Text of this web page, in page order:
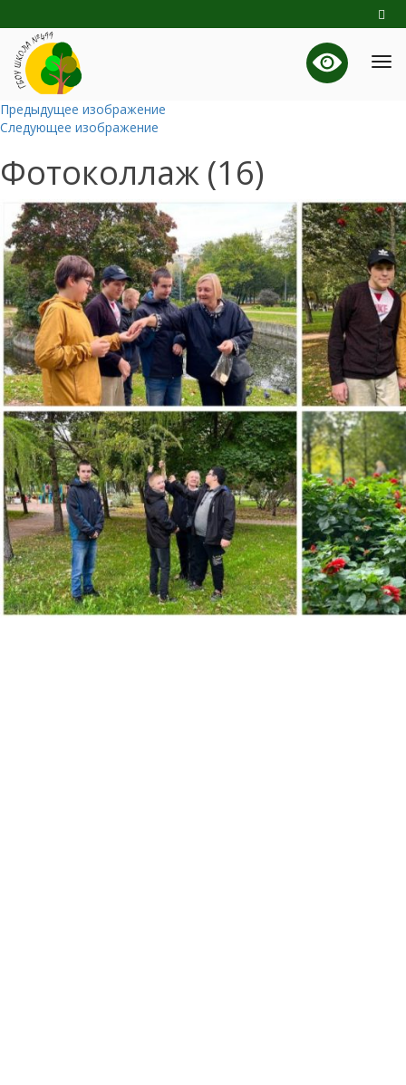
Предыдущее изображение
Следующее изображение
Фотоколлаж (16)